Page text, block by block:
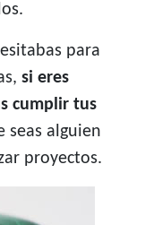
para
si eres
cumplir tus
seas alguien
proyectos.